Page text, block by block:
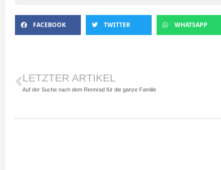
FACEBOOK TWITTER WHATSAPP
LETZTER ARTIKEL
Auf der Suche nach dem Rennrad für die ganze Familie